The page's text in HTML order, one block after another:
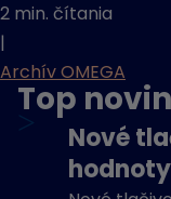
2 min. čítania
|
Archív OMEGA
Top
>
Nové
hodnoty